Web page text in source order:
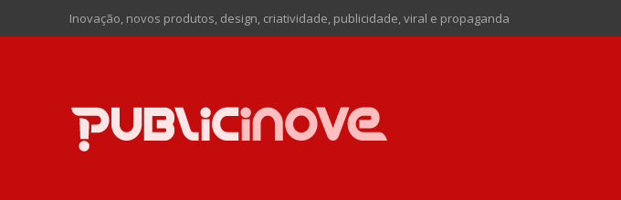
Inovação, novos produtos, design, criatividade, publicidade, viral e propaganda